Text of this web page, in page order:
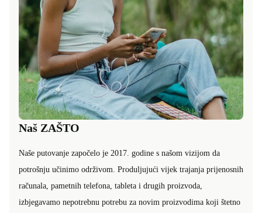
Naš ZAŠTO
Naše putovanje započelo je 2017. godine s našom vizijom da
potrošnju učinimo održivom. Produljujući vijek trajanja prijenosnih
računala, pametnih telefona, tableta i drugih proizvoda,
izbjegavamo nepotrebnu potrebu za novim proizvodima koji štetno